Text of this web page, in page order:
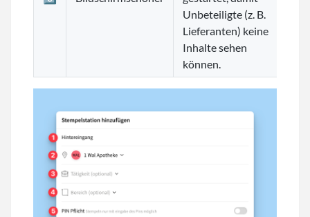
Unbeteiligte (z. B.
Lieferanten) keine
Inhalte sehen
können.